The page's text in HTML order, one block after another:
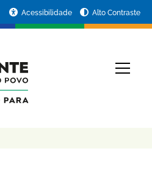
Acessibilidade Alto Contraste